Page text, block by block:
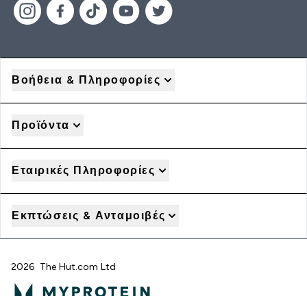
Βοήθεια & Πληροφορίες
Προϊόντα
Εταιρικές Πληροφορίες
Εκπτώσεις & Ανταμοιβές
2026 The Hut.com Ltd